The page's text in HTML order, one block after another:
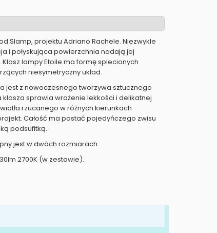
Slamp, projektu Adriano Rachele. Niezwykle
i połyskująca powierzchnia nadają jej
lampy Etoile ma formę splecionych
niesymetryczny układ.
jest z nowoczesnego tworzywa sztucznego
klosza sprawia wrażenie lekkości i delikatnej
rzucanego w różnych kierunkach
Całość ma postać pojedyńczego zwisu
podsufitką.
jest w dwóch rozmiarach.
2700K (w zestawie).